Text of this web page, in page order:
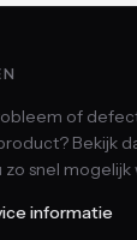
of
Bekijk
zo snel
informatie